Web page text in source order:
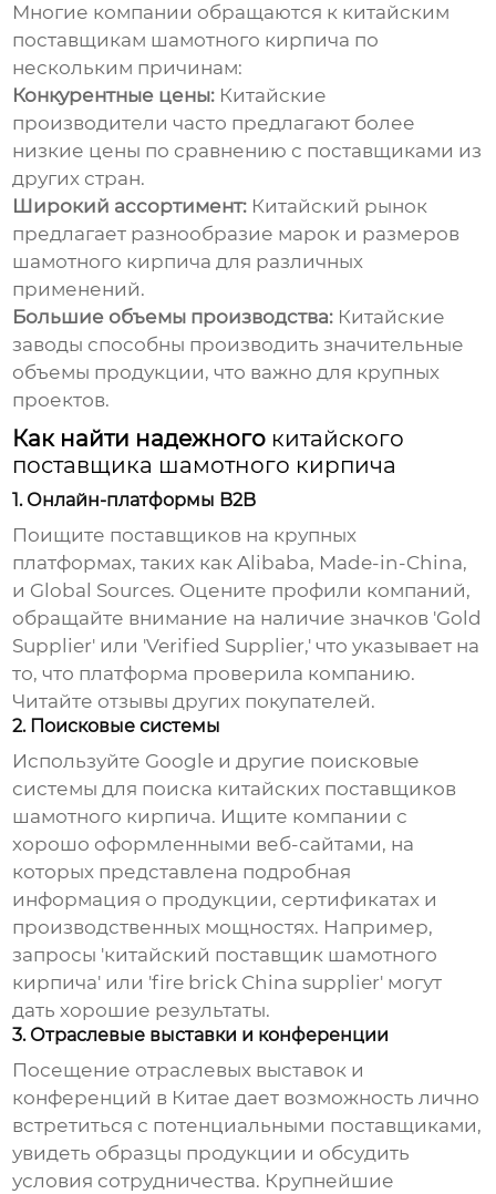
Многие компании обращаются к китайским
поставщикам шамотного кирпича по
нескольким причинам:
Конкурентные цены: Китайские
производители часто предлагают более
низкие цены по сравнению с поставщиками из
других стран.
Широкий ассортимент: Китайский рынок
предлагает разнообразие марок и размеров
шамотного кирпича для различных
применений.
Большие объемы производства: Китайские
заводы способны производить значительные
объемы продукции, что важно для крупных
проектов.
Как найти надежного китайского
поставщика шамотного кирпича
1. Онлайн-платформы B2B
Поищите поставщиков на крупных
платформах, таких как Alibaba, Made-in-China,
и Global Sources. Оцените профили компаний,
обращайте внимание на наличие значков 'Gold
Supplier' или 'Verified Supplier,' что указывает на
то, что платформа проверила компанию.
Читайте отзывы других покупателей.
2. Поисковые системы
Используйте Google и другие поисковые
системы для поиска китайских поставщиков
шамотного кирпича. Ищите компании с
хорошо оформленными веб-сайтами, на
которых представлена подробная
информация о продукции, сертификатах и
производственных мощностях. Например,
запросы 'китайский поставщик шамотного
кирпича' или 'fire brick China supplier' могут
дать хорошие результаты.
3. Отраслевые выставки и конференции
Посещение отраслевых выставок и
конференций в Китае дает возможность лично
встретиться с потенциальными поставщиками,
увидеть образцы продукции и обсудить
условия сотрудничества. Крупнейшие